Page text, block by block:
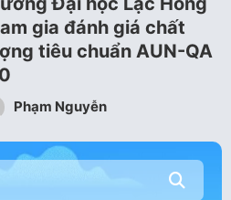
gia đánh giá chất
tiêu chuẩn AUN-QA
Phạm Nguyễn